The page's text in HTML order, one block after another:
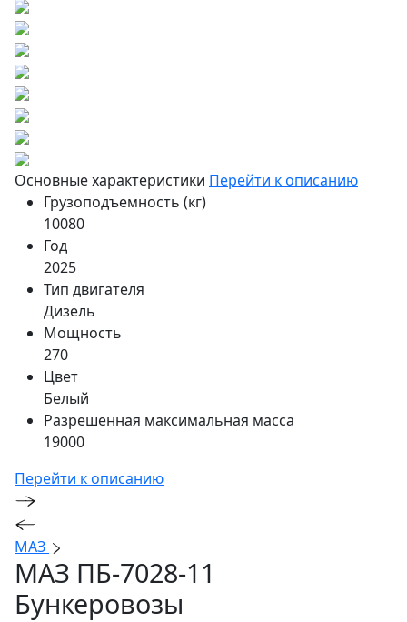
Основные характеристики Перейти к описанию
Грузоподъемность (кг)
10080
Год
2025
Тип двигателя
Дизель
Мощность
270
Цвет
Белый
Разрешенная максимальная масса
19000
Перейти к описанию
МАЗ
МАЗ ПБ-7028-11
Бункеровозы